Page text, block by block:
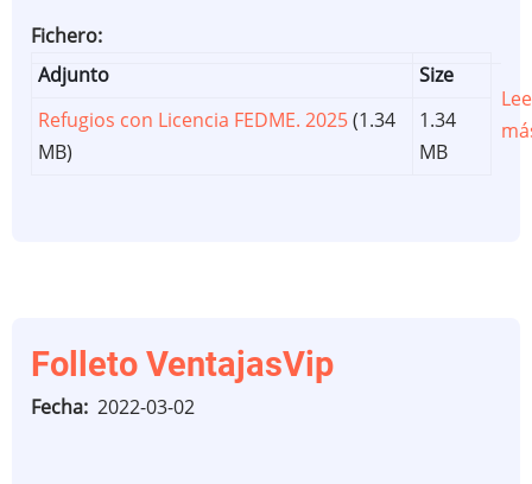
Fichero
Adjunto
Size
Refugios con Licencia FEDME. 2025(1.34
MB)
1.34
MB
Lee
Folleto VentajasVip
Fecha 2022-03-02